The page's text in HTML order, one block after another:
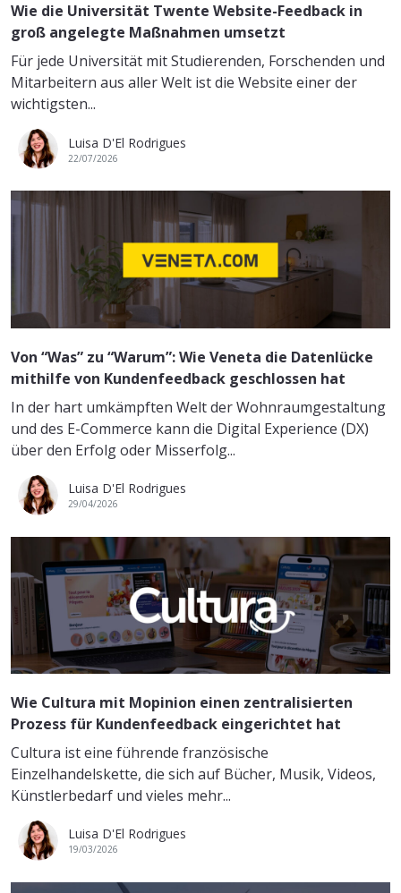
Wie die Universität Twente Website-Feedback in
groß angelegte Maßnahmen umsetzt
Für jede Universität mit Studierenden, Forschenden und
Mitarbeitern aus aller Welt ist die Website einer der
wichtigsten...
Luisa D'El Rodrigues
22/07/2026
Von “Was” zu “Warum”: Wie Veneta die Datenlücke
mithilfe von Kundenfeedback geschlossen hat
In der hart umkämpften Welt der Wohnraumgestaltung
und des E-Commerce kann die Digital Experience (DX)
über den Erfolg oder Misserfolg...
Luisa D'El Rodrigues
29/04/2026
Wie Cultura mit Mopinion einen zentralisierten
Prozess für Kundenfeedback eingerichtet hat
Cultura ist eine führende französische
Einzelhandelskette, die sich auf Bücher, Musik, Videos,
Künstlerbedarf und vieles mehr...
Luisa D'El Rodrigues
19/03/2026